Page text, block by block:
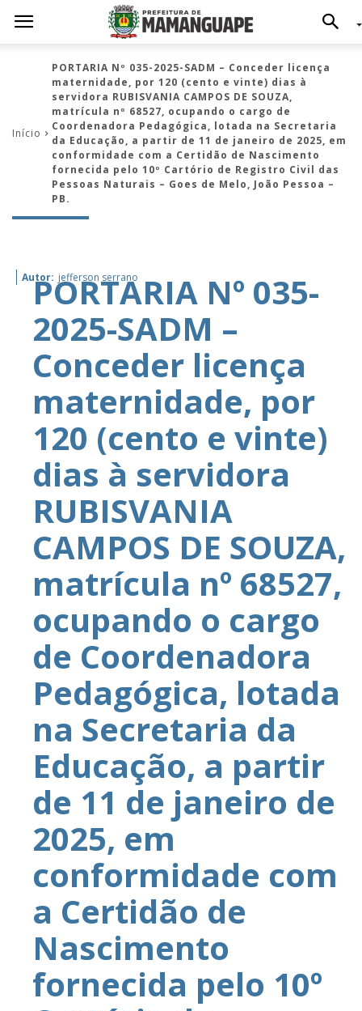
Início
PORTARIA Nº 035-2025-SADM – Conceder licença
maternidade, por 120 (cento e vinte) dias à
servidora RUBISVANIA CAMPOS DE SOUZA,
matrícula nº 68527, ocupando o cargo de
Coordenadora Pedagógica, lotada na Secretaria
da Educação, a partir de 11 de janeiro de 2025, em
conformidade com a Certidão de Nascimento
fornecida pelo 10º Cartório de Registro Civil das
Pessoas Naturais – Goes de Melo, João Pessoa –
PB.
Autor: jefferson serrano
PORTARIA Nº 035-
2025-SADM –
Conceder licença
maternidade, por
120 (cento e vinte)
dias à servidora
RUBISVANIA
CAMPOS DE SOUZA,
matrícula nº 68527,
ocupando o cargo
de Coordenadora
Pedagógica, lotada
na Secretaria da
Educação, a partir
de 11 de janeiro de
2025, em
conformidade com
a Certidão de
Nascimento
fornecida pelo 10º